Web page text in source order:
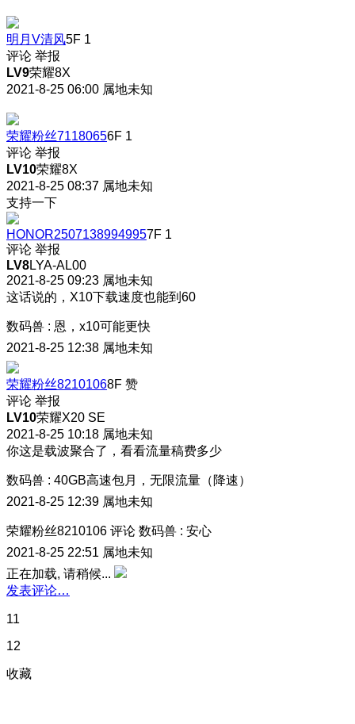
明月V清风5F 1
评论 举报
LV9荣耀8X
2021-8-25 06:00 属地未知
荣耀粉丝71180656F 1
评论 举报
LV10荣耀8X
2021-8-25 08:37 属地未知
支持一下
HONOR25071389949957F 1
评论 举报
LV8LYA-AL00
2021-8-25 09:23 属地未知
这话说的，X10下载速度也能到60
数码兽 : 恩，x10可能更快
2021-8-25 12:38 属地未知
荣耀粉丝82101068F 赞
评论 举报
LV10荣耀X20 SE
2021-8-25 10:18 属地未知
你这是载波聚合了，看看流量稿费多少
数码兽 : 40GB高速包月，无限流量（降速）
2021-8-25 12:39 属地未知
荣耀粉丝8210106 评论 数码兽 : 安心
2021-8-25 22:51 属地未知
正在加载, 请稍候...
发表评论…
11
12
收藏